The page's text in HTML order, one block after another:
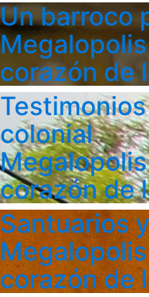
Un barroco
Megalopolis
corazón de
colonial
corazón de
Santuarios
corazón de